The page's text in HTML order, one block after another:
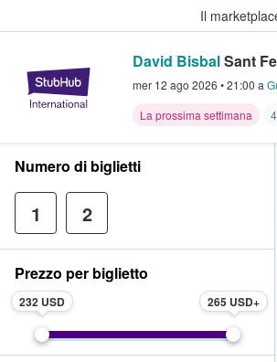
Il
StubHub - Dove i
David BisbalSant
mer 12 ago 2026 •21:00 a
La prossima settimana
Numero di biglietti
1 2
Prezzo per biglietto
232 USD 265 USD